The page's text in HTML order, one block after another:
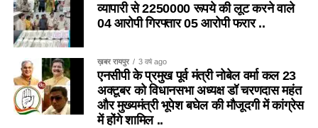
व्यापारी से 2250000 रूपये की लूट करने वाले
04 आरोपी गिरफ्तार 05 आरोपी फरार ..
ख़बर रायपुर 3 वर्ष ago
एनसीपी के प्रमुख पूर्व मंत्री नोबेल वर्मा कल 23
अक्टूबर को विधानसभा अध्यक्ष डॉ चरणदास महंत
और मुख्यमंत्री भूपेश बघेल की मौजूदगी में कांग्रेस
में होंगे शामिल ..